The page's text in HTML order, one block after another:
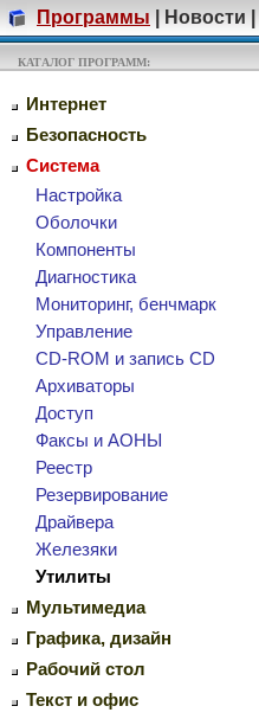
Программы Новости
КАТАЛОГ ПРОГРАММ:
Интернет
Безопасность
Система
Настройка
Оболочки
Компоненты
Диагностика
Мониторинг, бенчмарк
Управление
CD-ROM и запись CD
Архиваторы
Доступ
Факсы и АОНЫ
Реестр
Резервирование
Драйвера
Железяки
Утилиты
Мультимедиа
Графика, дизайн
Рабочий стол
Текст и офис